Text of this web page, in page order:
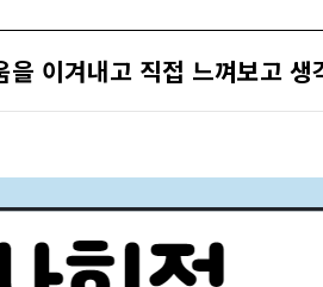
을 이겨내고 직접 느껴보고 생